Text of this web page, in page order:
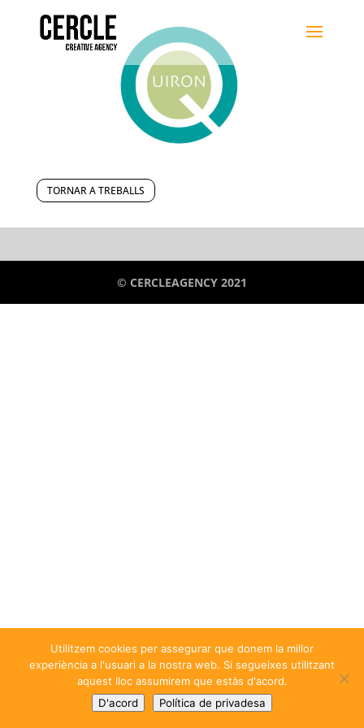
TORNAR A TREBALLS
© CERCLEAGENCY 2021
Utilitzem cookies per assegurar que donem la millor
experiència a l'usuari a la nostra web. Si segueixes utilitzant
aquest lloc assumirem que estàs d'acord.
D'acord
Política de privadesa